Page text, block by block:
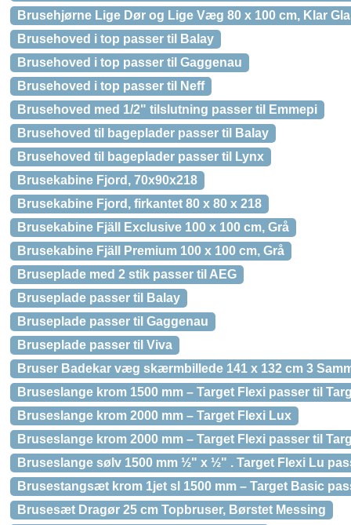
Brusehjørne Lige Dør og Lige Væg 80 x 100 cm, Klar
Brusehoved i top passer til Balay
Brusehoved i top passer til Gaggenau
Brusehoved i top passer til Neff
Brusehoved med 1/2" tilslutning passer til Emmepi
Brusehoved til bageplader passer til Balay
Brusehoved til bageplader passer til Lynx
Brusekabine Fjord, 70x90x218
Brusekabine Fjord, firkantet 80 x 80 x 218
Brusekabine Fjäll Exclusive 100 x 100 cm, Grå
Brusekabine Fjäll Premium 100 x 100 cm, Grå
Bruseplade med 2 stik passer til AEG
Bruseplade passer til Balay
Bruseplade passer til Gaggenau
Bruseplade passer til Viva
Bruser Badekar væg skærmbillede 141 x 132 cm 3
Bruseslange krom 1500 mm – Target Flexi passer til
Bruseslange krom 2000 mm – Target Flexi Lux
Bruseslange krom 2000 mm – Target Flexi passer til
Bruseslange sølv 1500 mm ½" x ½" . Target Flexi Lu
Brusestangsæt krom 1jet sl 1500 mm – Target Basic
Brusesæt Dragør 25 cm Topbruser, Børstet Messing